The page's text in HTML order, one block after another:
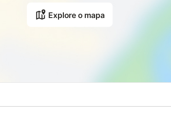
Explore o mapa